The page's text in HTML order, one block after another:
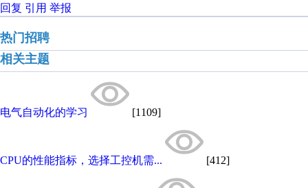
回复 引用 举报
热门招聘
相关主题
电气自动化的学习 [1109]
CPU的性能指标，选择工控机需... [412]